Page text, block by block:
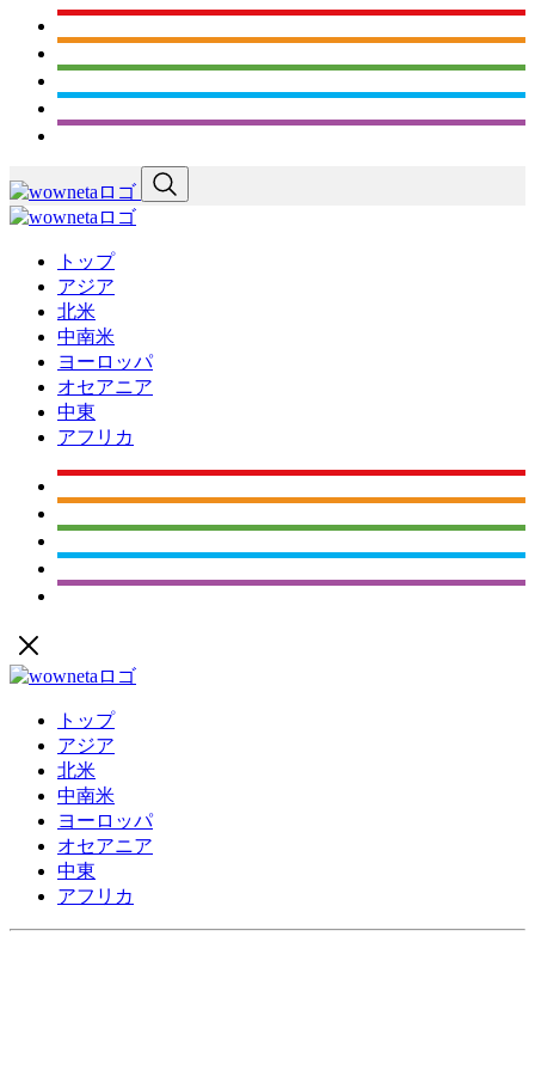
トップ
アジア
北米
中南米
ヨーロッパ
オセアニア
中東
アフリカ
トップ
アジア
北米
中南米
ヨーロッパ
オセアニア
中東
アフリカ